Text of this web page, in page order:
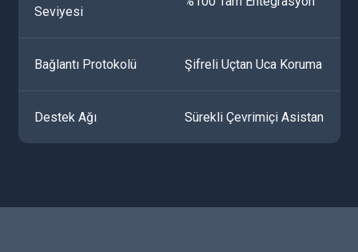
Seviyesi
Bağlantı Protokolü Şifreli Uçtan Uca Koruma
Destek Ağı Sürekli Çevrimiçi Asistan